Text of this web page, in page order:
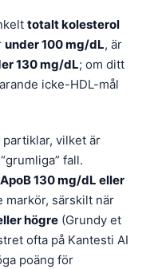
totalt kolesterol
under 100 mg/dL, är
130 mg/dL; om ditt
icke-HDL-mål
partiklar, vilket är
fall.
ApoB 130 mg/dL eller
markör, särskilt när
högre (Grundy et
ofta på Kantesti AI
poäng för